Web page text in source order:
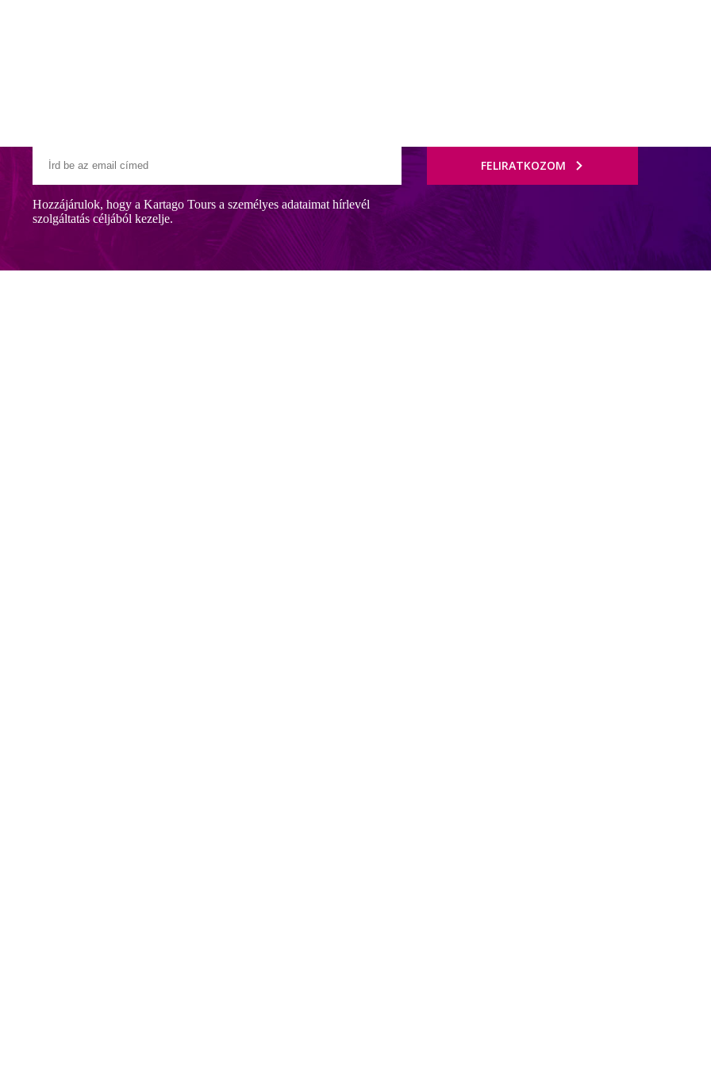
kavicsos strandtól. A központ számos szórakozási és bevásárlási lehetőséggel könnyen megközelíthető. Minden korosztály számára
ellenében)
térítés ellenében)
italok 10:00 és 23:00 óra között, napközben snakc-ételek. Az All Inclusive szállodák szolgáltatásai bizonyos részletekben
Hozzájárulok, hogy a Kartago Tours a személyes adataimat hírlevél
szolgáltatás céljából kezelje.
FELIRATKOZOM